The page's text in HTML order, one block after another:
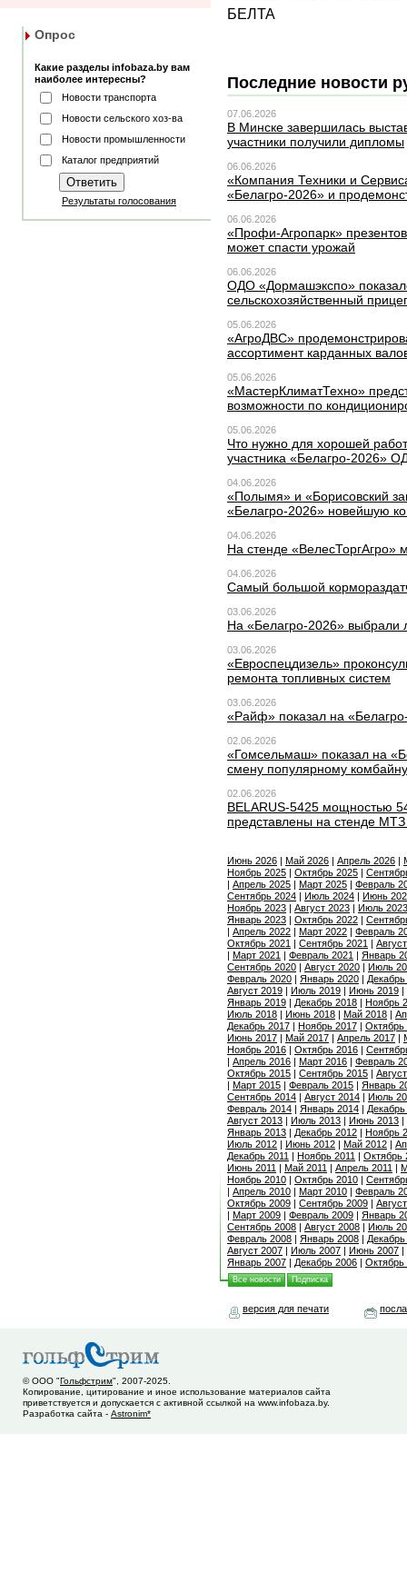
Опрос
Какие разделы infobaza.by вам
наиболее интересны?
Новости транспорта
Новости сельского хоз-ва
Новости промышленности
Каталог предприятий
Результаты голосования
БЕЛТА
Последние новости
07.06.2026
В Минске завершилась
участники получили дипломы
06.06.2026
«Компания Техники и
«Белагро-2026» и
06.06.2026
«Профи-Агропарк»
может спасти урожай
06.06.2026
ОДО «Дормашэкспо»
сельскохозяйственный
05.06.2026
«АгроДВС»
ассортимент карданных
05.06.2026
«МастерКлиматТехно»
возможности по
05.06.2026
Что нужно для хорошей
участника «Белагро-2026»
04.06.2026
«Полымя» и «Борисовский
«Белагро-2026» новейшую
04.06.2026
На стенде «ВелесТоргАгро»
04.06.2026
Самый большой
03.06.2026
На «Белагро-2026» выбрали
03.06.2026
«Евроспецдизель»
ремонта топливных систем
03.06.2026
«Райф» показал на
02.06.2026
«Гомсельмаш» показал на
смену популярному комбайну
02.06.2026
BELARUS-5425 мощностью
представлены на стенде
Июнь 2026 | Май 2026 | Апрель 2026 |
Ноябрь 2025 | Октябрь 2025 |
| Апрель 2025 | Март 2025 | Февраль
Сентябрь 2024 | Июль 2024 | Июнь
Ноябрь 2023 | Август 2023 | Июль 2023
Январь 2023 | Октябрь 2022 |
| Апрель 2022 | Март 2022 | Февраль
Октябрь 2021 | Сентябрь 2021 |
| Март 2021 | Февраль 2021 | Январь
Сентябрь 2020 | Август 2020 | Июль
Февраль 2020 | Январь 2020 |
Август 2019 | Июль 2019 | Июнь 2019 |
Январь 2019 | Декабрь 2018 | Ноябрь
Июль 2018 | Июнь 2018 | Май 2018 |
Декабрь 2017 | Ноябрь 2017 | Октябрь
Июнь 2017 | Май 2017 | Апрель 2017 |
Ноябрь 2016 | Октябрь 2016 |
| Апрель 2016 | Март 2016 | Февраль
Октябрь 2015 | Сентябрь 2015 |
| Март 2015 | Февраль 2015 | Январь
Сентябрь 2014 | Август 2014 | Июль
Февраль 2014 | Январь 2014 |
Август 2013 | Июль 2013 | Июнь 2013 |
Январь 2013 | Декабрь 2012 | Ноябрь
Июль 2012 | Июнь 2012 | Май 2012 |
Декабрь 2011 | Ноябрь 2011 | Октябрь
Июнь 2011 | Май 2011 | Апрель 2011 |
Ноябрь 2010 | Октябрь 2010 |
| Апрель 2010 | Март 2010 | Февраль
Октябрь 2009 | Сентябрь 2009 |
| Март 2009 | Февраль 2009 | Январь
Сентябрь 2008 | Август 2008 | Июль
Февраль 2008 | Январь 2008 |
Август 2007 | Июль 2007 | Июнь 2007 |
Январь 2007 | Декабрь 2006 | Октябрь
Все новости Подписка
версия для печати
© ООО "Гольфстрим", 2007-2025.
Копирование, цитирование и иное использование материалов сайта
приветствуется и допускается с активной ссылкой на www.infobaza.by.
Разработка сайта - Astronim*